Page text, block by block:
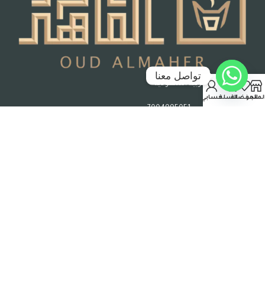
جدة – المملكة العربية السعودية
رقم السجل التجاري : 7004995051
المفضلةالسلةحسابي
تواصل معنا